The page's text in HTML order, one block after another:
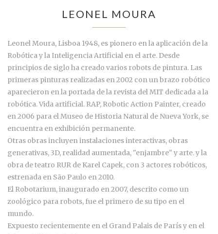
LEONEL MOURA
Leonel Moura, Lisboa 1948, es pionero en la aplicación de la
Robótica y la Inteligencia Artificial en el arte. Desde
principios de siglo ha creado varios robots de pintura. Las
primeras pinturas realizadas en 2002 con un brazo robótico
aparecieron en la portada de la revista del MIT dedicada a la
robótica. Vida artificial. RAP, Robotic Action Painter, creado
en 2006 para el Museo de Historia Natural de Nueva York, se
encuentra en exhibición permanente.
Otras obras incluyen instalaciones interactivas, obras
generativas, 3D, realidad aumentada, "enjambre" y arte. y la
obra de teatro RUR de Karel Capek, con 3 actores robóticos,
estrenada en São Paulo en 2010.
El Robotarium, inaugurado en 2007, descrito como un
zoológico para robots, fue el primero de su tipo en el
mundo.
Expuesto recientemente en el Grand Palais de París y en el